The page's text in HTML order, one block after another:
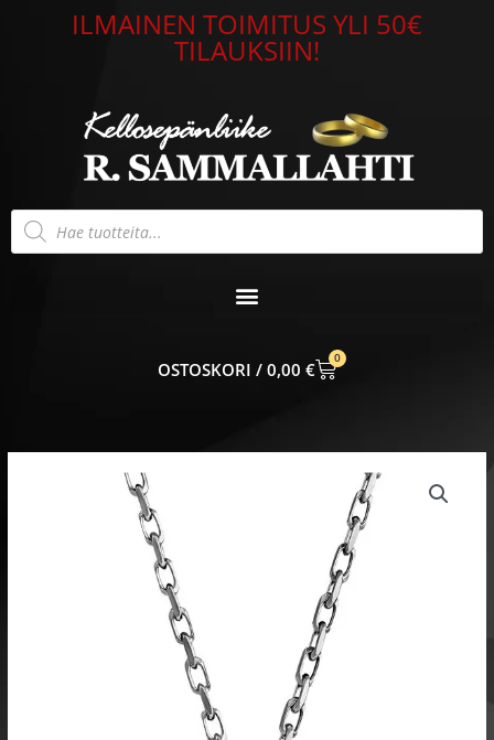
ILMAINEN TOIMITUS YLI 50€
TILAUKSIIN!
Products
search
0,00 €
0
CART